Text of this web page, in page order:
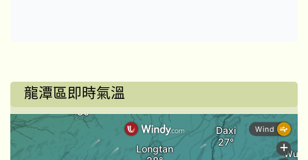
龍潭區即時氣溫